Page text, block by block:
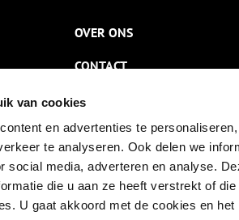
van cookies
en advertenties te
te analyseren. Ook delen we
social media, adverteren en analyse.
die u aan ze heeft verstrekt of
U gaat akkoord met de cookies en het
OVER ONS
CONTACT
NIEUWSBRIEF
DISCLAIMER
PRIVACY
TOEGANKELIJKHEID